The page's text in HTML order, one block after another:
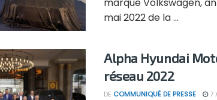
marque Volkswagen,
mai 2022 de la ...
Alpha Hyundai
réseau 2022
DE COMMUNIQUÉ DE PRESSE 7